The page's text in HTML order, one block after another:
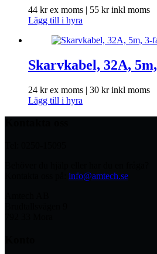
44 krex moms | 55 krinkl moms
Lägg till i hyra
Skarvkabel, 32A,
24 krex moms | 30 krinkl moms
Lägg till i hyra
info@amtech.se